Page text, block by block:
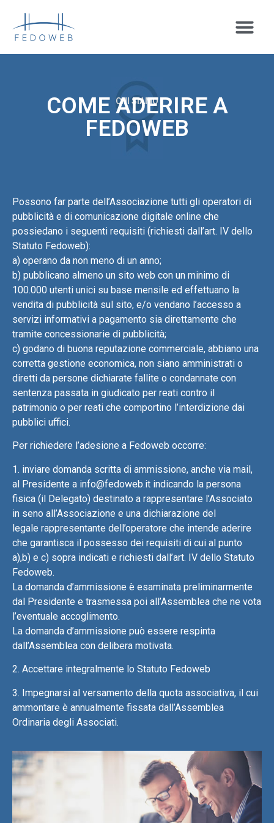
CHI SIAMO
COME ADERIRE A
FEDOWEB
Possono far parte dell’Associazione tutti gli operatori di
pubblicità e di comunicazione digitale online che
possiedano i seguenti requisiti (richiesti dall’art. IV dello
Statuto Fedoweb):
a) operano da non meno di un anno;
b) pubblicano almeno un sito web con un minimo di
100.000 utenti unici su base mensile ed effettuano la
vendita di pubblicità sul sito, e/o vendano l’accesso a
servizi informativi a pagamento sia direttamente che
tramite concessionarie di pubblicità;
c) godano di buona reputazione commerciale, abbiano una
corretta gestione economica, non siano amministrati o
diretti da persone dichiarate fallite o condannate con
sentenza passata in giudicato per reati contro il
patrimonio o per reati che comportino l’interdizione dai
pubblici uffici.
Per richiedere l’adesione a Fedoweb occorre:
1. inviare domanda scritta di ammissione, anche via mail,
al Presidente a info@fedoweb.it indicando la persona
fisica (il Delegato) destinato a rappresentare l’Associato
in seno all’Associazione e una dichiarazione del
legale rappresentante dell’operatore che intende aderire
che garantisca il possesso dei requisiti di cui al punto
a),b) e c) sopra indicati e richiesti dall’art. IV dello Statuto
Fedoweb.
La domanda d’ammissione è esaminata preliminarmente
dal Presidente e trasmessa poi all’Assemblea che ne vota
l’eventuale accoglimento.
La domanda d’ammissione può essere respinta
dall’Assemblea con delibera motivata.
2. Accettare integralmente lo Statuto Fedoweb
3. Impegnarsi al versamento della quota associativa, il cui
ammontare è annualmente fissata dall’Assemblea
Ordinaria degli Associati.